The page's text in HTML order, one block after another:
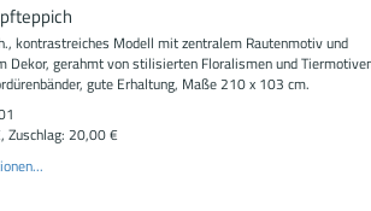
kontrastreiches Modell mit zentralem Rautenmotiv und
Dekor, gerahmt von stilisierten Floralismen und
gute Erhaltung, Maße 210 x 103 cm.
Zuschlag: 20,00 €